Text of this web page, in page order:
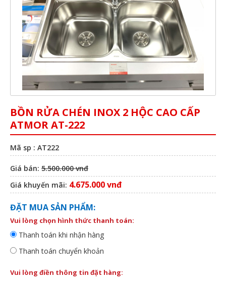
BỒN RỬA CHÉN INOX 2 HỘC CAO CẤP
ATMOR AT-222
Mã sp : AT222
Giá bán: 5.500.000 vnđ
Giá khuyến mãi: 4.675.000 vnđ
ĐẶT MUA SẢN PHẨM:
Vui lòng chọn hình thức thanh toán:
Thanh toán khi nhận hàng
Thanh toán chuyển khoản
Vui lòng điền thông tin đặt hàng: